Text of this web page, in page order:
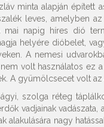
minta alapján épített
leves, amelyben
mai napig híres dió
helyére dióbelet,
A nemesi
volt használatos ez
A gyümölcsecet volt az
szolga réteg
vadjainak vadászata,
alakulására nagy